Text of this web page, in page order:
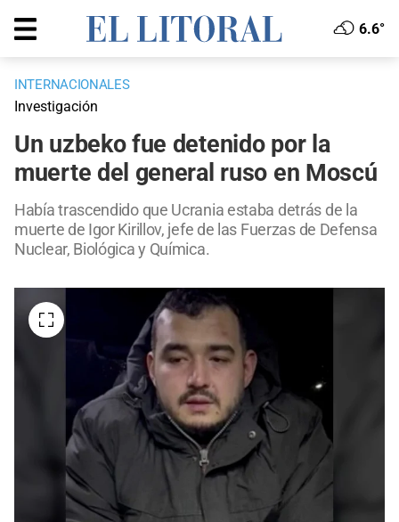
6.6°
INTERNACIONALES
Investigación
Un uzbeko fue detenido por la
muerte del general ruso en Moscú
Había trascendido que Ucrania estaba detrás de la
muerte de Igor Kirillov, jefe de las Fuerzas de Defensa
Nuclear, Biológica y Química.